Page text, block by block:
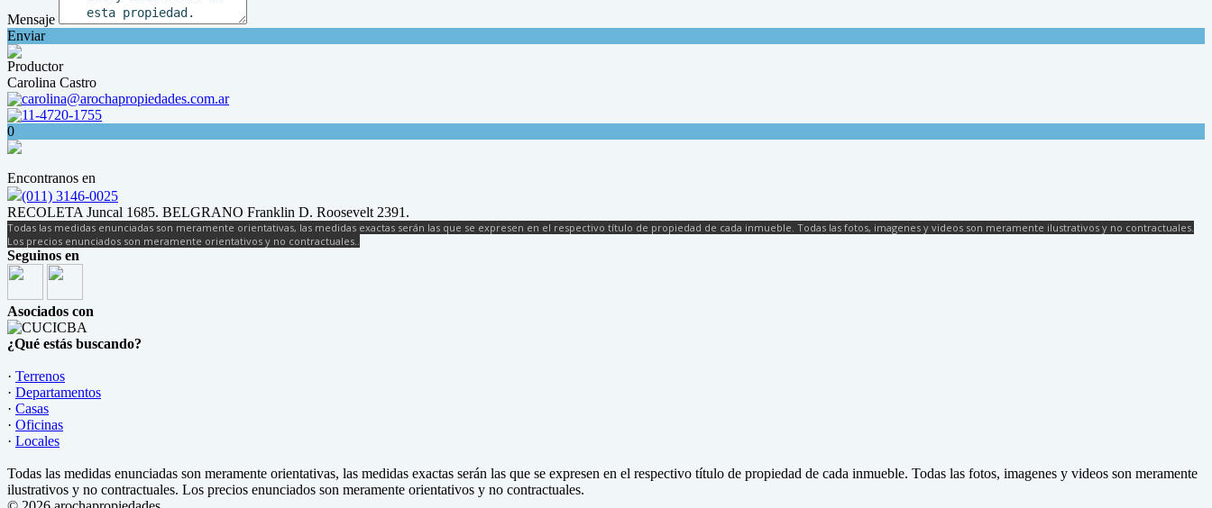
Mensaje
Enviar
Productor
Carolina Castro
carolina@arochapropiedades.com.ar
11-4720-1755
0
Encontranos en
(011) 3146-0025
RECOLETA Juncal 1685. BELGRANO Franklin D. Roosevelt 2391.
Todas las medidas enunciadas son meramente orientativas, las medidas exactas serán las que se expresen en el respectivo título de propiedad de cada inmueble. Todas las fotos, imagenes y videos son meramente ilustrativos y no contractuales.
Los precios enunciados son meramente orientativos y no contractuales..
Seguinos en
Asociados con
¿Qué estás buscando?
· Terrenos
· Departamentos
· Casas
· Oficinas
· Locales
Todas las medidas enunciadas son meramente orientativas, las medidas exactas serán las que se expresen en el respectivo título de propiedad de cada inmueble. Todas las fotos, imagenes y videos son meramente
ilustrativos y no contractuales. Los precios enunciados son meramente orientativos y no contractuales.